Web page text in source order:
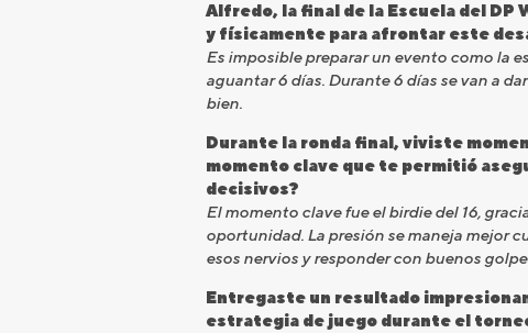
Alfredo, la final de la Escuela del DP
y físicamente para afrontar este
Es imposible preparar un evento como la
aguantar 6 días. Durante 6 días se van a
bien.
Durante la ronda final, viviste
momento clave que te permitió
decisivos?
El momento clave fue el birdie del 16,
oportunidad. La presión se maneja mejor
esos nervios y responder con buenos
Entregaste un resultado
estrategia de juego durante el